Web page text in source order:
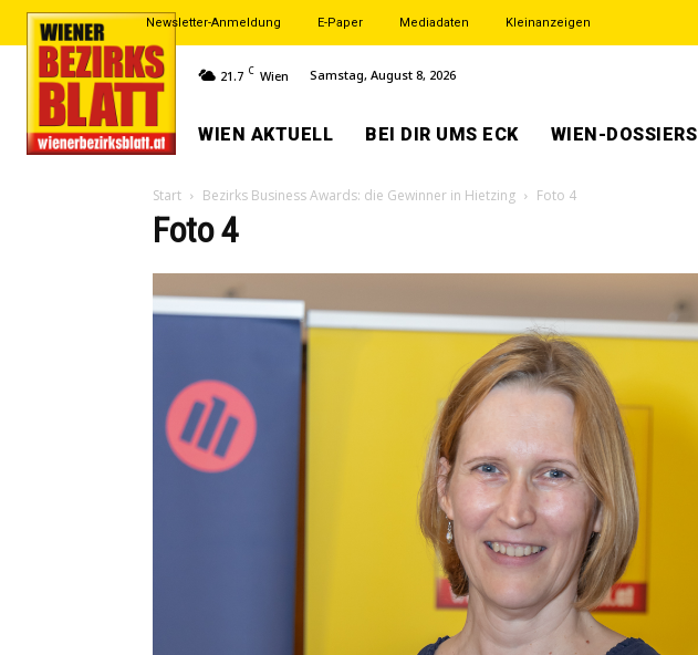
Newsletter-Anmeldung E-Paper Mediadaten Kleinanzeigen
21.7 C Wien Samstag, August 8, 2026
WIEN AKTUELL BEI DIR UMS ECK WIEN-DOSSIERS
Start Bezirks Business Awards: die Gewinner in Hietzing Foto 4
Foto 4